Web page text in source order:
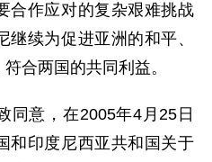
合作应对的复杂艰难挑战
续为促进亚洲的和平、
合两国的共同利益。
意，在2005年4月25日
和印度尼西亚共和国关于